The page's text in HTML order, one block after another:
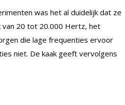
was het al duidelijk dat ze
van 20 tot 20.000 Hertz, het
die lage frequenties ervoor
niet. De kaak geeft vervolgens